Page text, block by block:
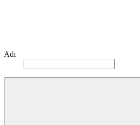
Adı